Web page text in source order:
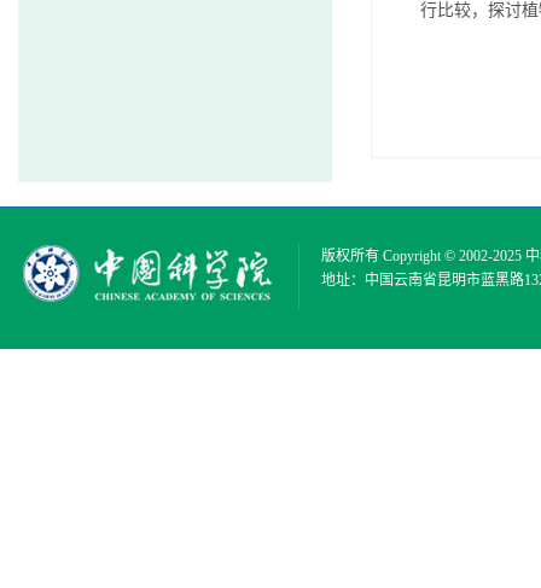
行比较，探讨
版权所有 Copyright © 2002-2025
地址：中国云南省昆明市蓝黑路